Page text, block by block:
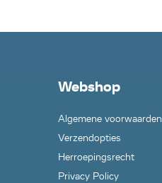
Webshop
Algemene voorwaarden
Verzendopties
Herroepingsrecht
Privacy Policy